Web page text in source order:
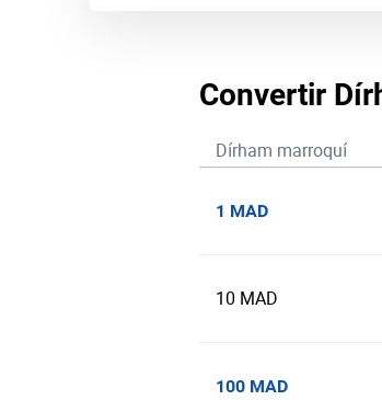
Convertir
Dírham marroquí
1 MAD
10 MAD
100 MAD